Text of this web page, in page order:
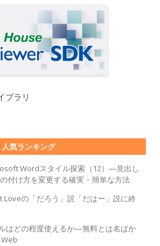
ブラリ
人気ランキング
Wordスタイル探索（12）―見出し
付け方を変更する確実・簡単な方法
Loveの「だろう」説「だはー」説に終
はどの程度使えるか―無料とは名ばか